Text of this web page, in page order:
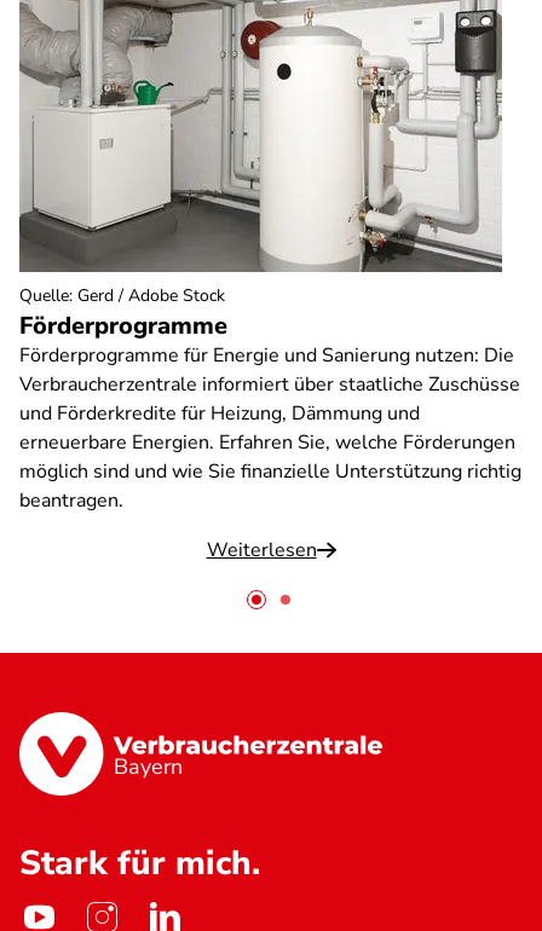
Förderprogramme
Förderprogramme für Energie und Sanierung nutzen: Die
Verbraucherzentrale informiert über staatliche Zuschüsse
und Förderkredite für Heizung, Dämmung und
erneuerbare Energien. Erfahren Sie, welche Förderungen
möglich sind und wie Sie finanzielle Unterstützung richtig
beantragen.
Weiterlesen
Quelle: Gerd / Adobe Stock
Bayern
Stark für mich.